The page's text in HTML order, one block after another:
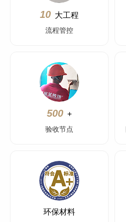
10 大工程
流程管控
500 +
验收节点
环保材料